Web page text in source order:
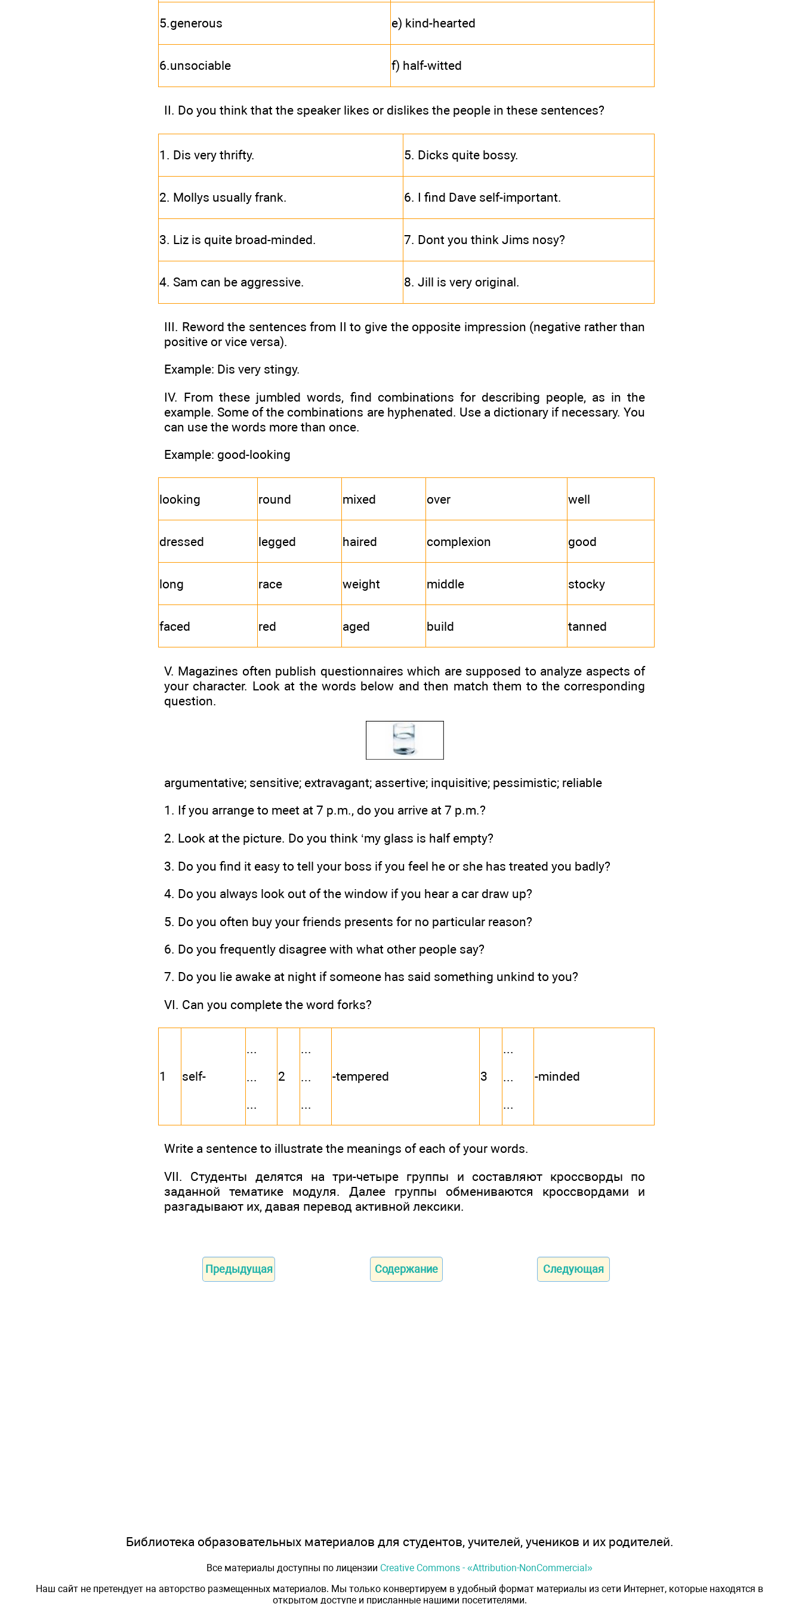
5.generous e) kind-hearted
6.unsociable f) half-witted
II. Do you think that the speaker likes or dislikes the people in these sentences?
1. Dis very thrifty. 5. Dicks quite bossy.
2. Mollys usually frank. 6. I find Dave self-important.
3. Liz is quite broad-minded. 7. Dont you think Jims nosy?
4. Sam can be aggressive. 8. Jill is very original.
III. Reword the sentences from II to give the opposite impression (negative rather than
positive or vice versa).
Example: Dis very stingy.
IV. From these jumbled words, find combinations for describing people, as in the
example. Some of the combinations are hyphenated. Use a dictionary if necessary. You
can use the words more than once.
Example: good-looking
looking round mixed over well
dressed legged haired complexion good
long race weight middle stocky
faced red aged build tanned
V. Magazines often publish questionnaires which are supposed to analyze aspects of
your character. Look at the words below and then match them to the corresponding
question.
argumentative; sensitive; extravagant; assertive; inquisitive; pessimistic; reliable
1. If you arrange to meet at 7 p.m., do you arrive at 7 p.m.?
2. Look at the picture. Do you think ‘my glass is half empty?
3. Do you find it easy to tell your boss if you feel he or she has treated you badly?
4. Do you always look out of the window if you hear a car draw up?
5. Do you often buy your friends presents for no particular reason?
6. Do you frequently disagree with what other people say?
7. Do you lie awake at night if someone has said something unkind to you?
VI. Can you complete the word forks?
1 self-
...
...
...
2
...
...
...
-tempered 3
...
...
...
-minded
Write a sentence to illustrate the meanings of each of your words.
VII. Студенты делятся на три-четыре группы и составляют кроссворды по
заданной тематике модуля. Далее группы обмениваются кроссвордами и
разгадывают их, давая перевод активной лексики.
Предыдущая Содержание Следующая
Библиотека образовательных материалов для студентов, учителей, учеников и их родителей.
Все материалы доступны по лицензии Creative Commons - «Attribution-NonCommercial»
Наш сайт не претендует на авторство размещенных материалов. Мы только конвертируем в удобный формат материалы из сети Интернет, которые находятся в
открытом доступе и присланные нашими посетителями.